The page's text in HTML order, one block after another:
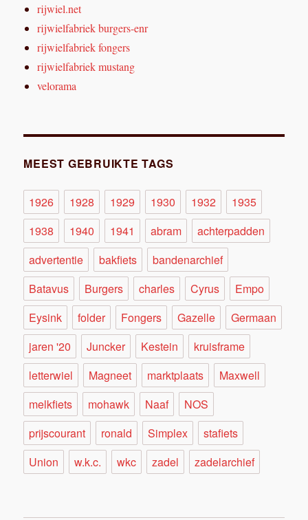
rijwiel.net
rijwielfabriek burgers-enr
rijwielfabriek fongers
rijwielfabriek mustang
velorama
MEEST GEBRUIKTE TAGS
1926 1928 1929 1930 1932
1935
1938
1940 1941 abram
achterpadden
advertentie
bakfiets
bandenarchief
Batavus
Burgers charles Cyrus
Empo
Eysink
folder Fongers Gazelle
Germaan
jaren '20
Juncker Kestein
kruisframe
letterwiel
Magneet marktplaats
Maxwell
melkfiets
mohawk Naaf
NOS
prijscourant
ronald Simplex
stafiets
Union
w.k.c. wkc zadel zadelarchief